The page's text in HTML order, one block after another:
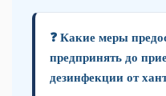
❓ Какие меры
предпринять до
дезинфекции от